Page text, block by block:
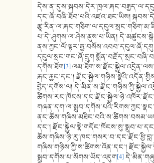
དང་ཞོ་བཞི་ཐོབ་པའི་འཛའ་ཐང་ཡིས།
པ་དེ་ཤུགས་ལ་ཤེས་ནུས་པ་ཡིན།
དངུལ་སྲང་གང་ཞོ་དྲུག
དགོས་ཐོག[3]
རྐང་རྐྱང་དང་།
བྱེད་དགོས་ལ།
དང་།
གཞིས་གཉིས་ཀྱི་ས་ཚིགས་འོན་དང་།
སྒྲུབ་དགོས་པ་སོགས་ཡོད་འདུག[4]